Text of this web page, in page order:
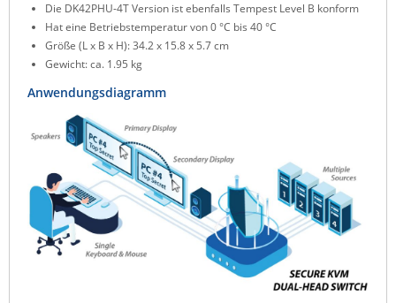
Die DK42PHU-4T Version ist ebenfalls Tempest Level B konform
Hat eine Betriebstemperatur von 0 °C bis 40 °C
Größe (L x B x H): 34.2 x 15.8 x 5.7 cm
Gewicht: ca. 1.95 kg
Anwendungsdiagramm